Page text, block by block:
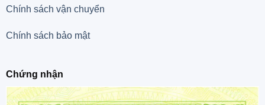
Chính sách vận chuyển
Chính sách bảo mật
Chứng nhận